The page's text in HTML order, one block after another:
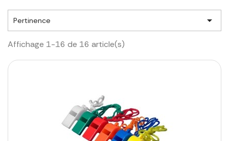
Pertinence 
Affichage 1-16 de 16 article(s)